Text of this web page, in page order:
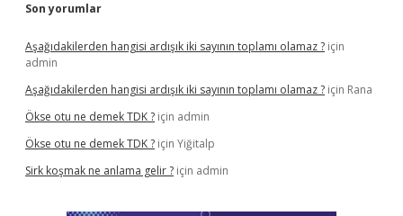
Son yorumlar
Aşağıdakilerden hangisi ardışık iki sayının toplamı olamaz ? için
admin
Aşağıdakilerden hangisi ardışık iki sayının toplamı olamaz ? için Rana
Ökse otu ne demek TDK ? için admin
Ökse otu ne demek TDK ? için Yiğitalp
Sirk koşmak ne anlama gelir ? için admin